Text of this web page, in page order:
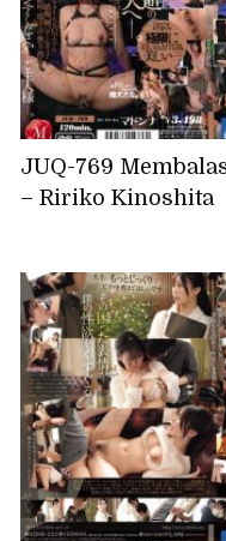
JUQ-769
– Ririko Kinoshita